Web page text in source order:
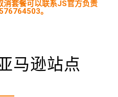
消套餐可以联系JS官方负责
。
马逊站点